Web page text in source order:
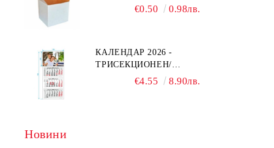
€0.50 0.98лв.
КАЛЕНДАР 2026 -
ТРИСЕКЦИОНЕН/
ЕДНОСЕКЦИОНЕН
€4.55 8.90лв.
Новини